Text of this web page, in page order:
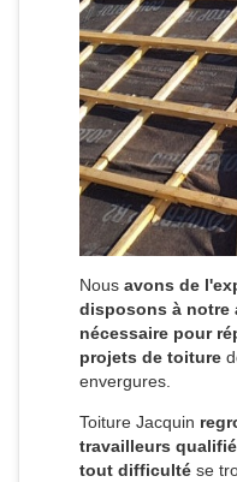
Nous avons de
disposons à notre
nécessaire pour
projets de toiture
envergures.
Toiture Jacquin
travailleurs
tout difficulté se